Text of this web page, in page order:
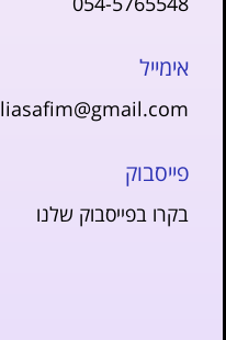
אימייל
eliasafim@gmail.com
פייסבוק
בקרו בפייסבוק שלנו